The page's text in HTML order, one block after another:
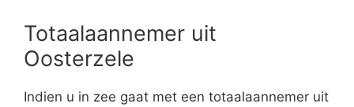
Totaalaannemer uit
Oosterzele
Indien u in zee gaat met een totaalaannemer uit